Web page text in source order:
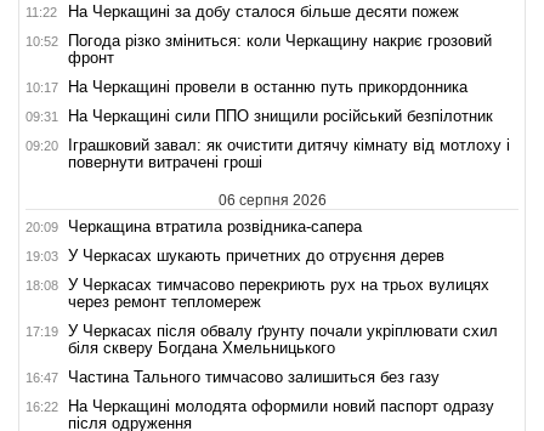
11:22 На Черкащині за добу сталося більше десяти пожеж
10:52
Погода різко зміниться: коли Черкащину накриє грозовий
фронт
10:17 На Черкащині провели в останню путь прикордонника
09:31 На Черкащині сили ППО знищили російський безпілотник
09:20
Іграшковий завал: як очистити дитячу кімнату від мотлоху і
повернути витрачені гроші
06 серпня 2026
20:09 Черкащина втратила розвідника-сапера
19:03 У Черкасах шукають причетних до отруєння дерев
18:08
У Черкасах тимчасово перекриють рух на трьох вулицях
через ремонт тепломереж
17:19
У Черкасах після обвалу ґрунту почали укріплювати схил
біля скверу Богдана Хмельницького
16:47 Частина Тального тимчасово залишиться без газу
16:22
На Черкащині молодята оформили новий паспорт одразу
після одруження